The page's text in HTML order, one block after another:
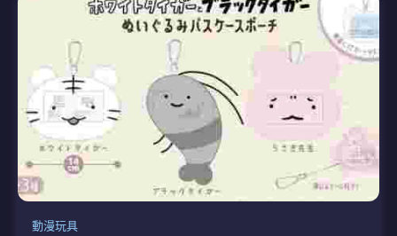
動漫玩具